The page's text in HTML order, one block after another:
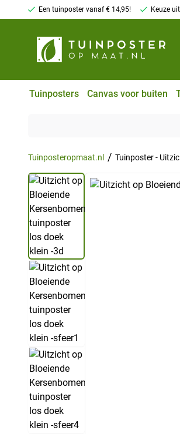
Een tuinposter vanaf € 14,95! Keuze
Tuinposters Canvas voor buiten
Tuinposteropmaat.nl / Tuinposter -